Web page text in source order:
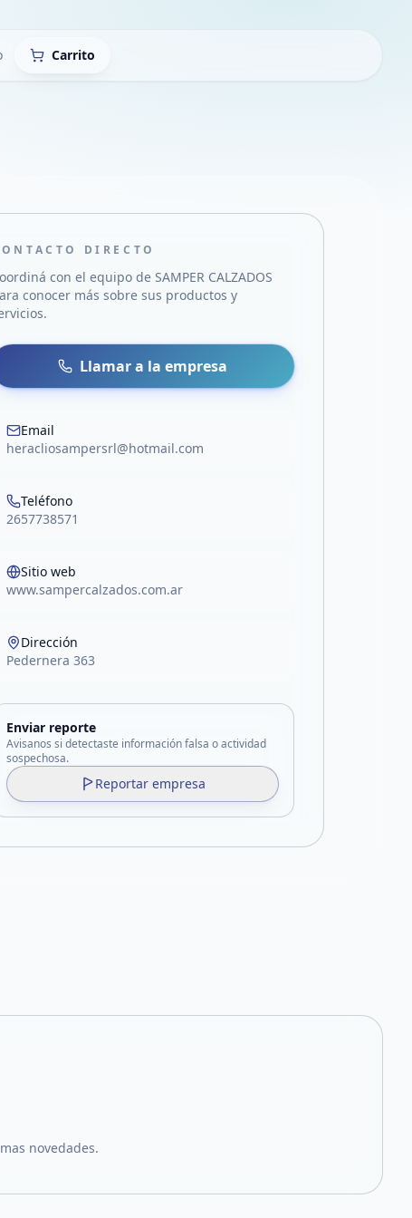
Carrito
DIRECTO
con el equipo deSAMPER CALZADOS
conocer más sobre sus productos y
Llamar a la empresa
Email
heracliosampersrl@hotmail.com
Teléfono
2657738571
Sitio web
www.sampercalzados.com.ar
Dirección
Pedernera 363
Enviar reporte
Avisanos si detectaste información falsa o actividad
sospechosa.
Reportar empresa
novedades.